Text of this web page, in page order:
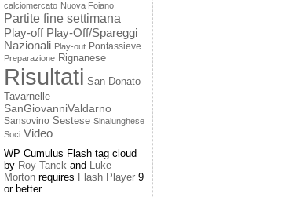
calciomercato Nuova Foiano
Partite fine settimana
Play-off Play-Off/Spareggi
Nazionali Play-out Pontassieve
Preparazione Rignanese
Risultati San Donato
Tavarnelle
SanGiovanniValdarno
Sansovino Sestese Sinalunghese
Soci Video
WP Cumulus Flash tag cloud
by Roy Tanck and Luke
Morton requires Flash Player 9
or better.